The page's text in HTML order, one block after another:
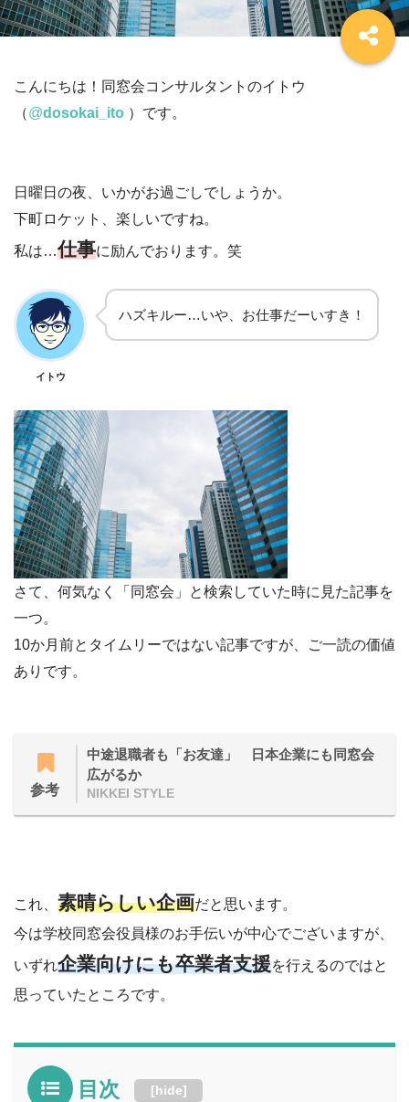
こんにちは！同窓会コンサルタントのイトウ
（@dosokai_ito ）です。
日曜日の夜、いかがお過ごしでしょうか。
下町ロケット、楽しいですね。
私は…仕事に励んでおります。笑
イトウ
ハズキルー…いや、お仕事だーいすき！
さて、何気なく「同窓会」と検索していた時に見た記事を
一つ。
10か月前とタイムリーではない記事ですが、ご一読の価値
ありです。
参考
中途退職者も「お友達」 日本企業にも同窓会
広がるか
NIKKEI STYLE
これ、 素晴らしい企画だと思います。
今は学校同窓会役員様のお手伝いが中心でございますが、
いずれ企業向けにも卒業者支援を行えるのではと
思っていたところです。
目次 [hide]